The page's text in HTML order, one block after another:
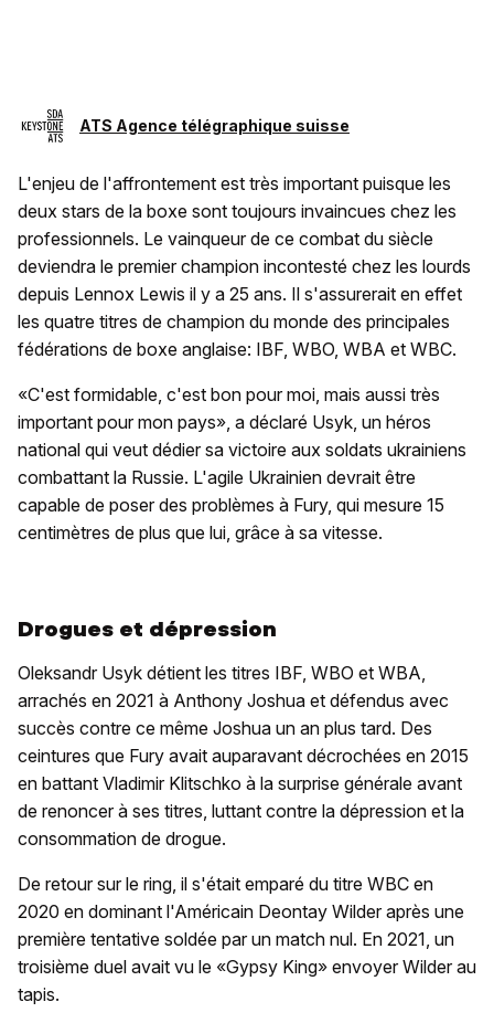
ATS Agence télégraphique suisse
L'enjeu de l'affrontement est très important puisque les
deux stars de la boxe sont toujours invaincues chez les
professionnels. Le vainqueur de ce combat du siècle
deviendra le premier champion incontesté chez les lourds
depuis Lennox Lewis il y a 25 ans. Il s'assurerait en effet
les quatre titres de champion du monde des principales
fédérations de boxe anglaise: IBF, WBO, WBA et WBC.
«C'est formidable, c'est bon pour moi, mais aussi très
important pour mon pays», a déclaré Usyk, un héros
national qui veut dédier sa victoire aux soldats ukrainiens
combattant la Russie. L'agile Ukrainien devrait être
capable de poser des problèmes à Fury, qui mesure 15
centimètres de plus que lui, grâce à sa vitesse.
Drogues et dépression
Oleksandr Usyk détient les titres IBF, WBO et WBA,
arrachés en 2021 à Anthony Joshua et défendus avec
succès contre ce même Joshua un an plus tard. Des
ceintures que Fury avait auparavant décrochées en 2015
en battant Vladimir Klitschko à la surprise générale avant
de renoncer à ses titres, luttant contre la dépression et la
consommation de drogue.
De retour sur le ring, il s'était emparé du titre WBC en
2020 en dominant l'Américain Deontay Wilder après une
première tentative soldée par un match nul. En 2021, un
troisième duel avait vu le «Gypsy King» envoyer Wilder au
tapis.